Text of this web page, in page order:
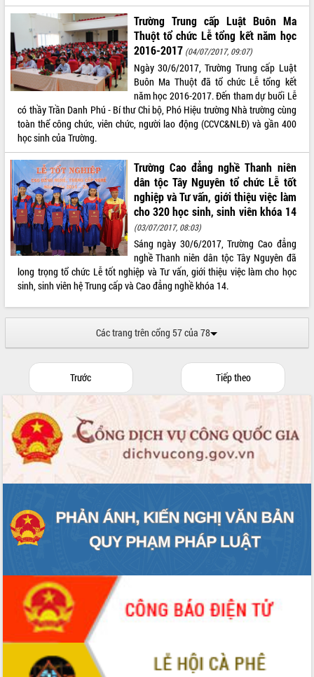
Kết nối tour, đẩy mạnh chuyển đổi số
để phát triển du lịch Đắk Lắk
Khởi động Dự án Đầu tư xây dựng hạ
tầng kỹ thuật Cụm công nghiệp Tân
Tiến
Gặp mặt các cơ quan báo chí nhân Kỷ
niệm 101 năm Ngày Báo chí Cách
mạng Việt Nam
Đắk Lắk sơ kết 4 năm triển khai thực
hiện Đề án 06 của Chính phủ
Họp báo thông tin về Hội nghị Công bố
Quy hoạch và Xúc tiến đầu tư tỉnh Đắk
Lắk
Khơi thông điểm nghẽn, đẩy nhanh
giải ngân vốn khắc phục thiên tai
HĐND tỉnh thông qua điều chỉnh Quy
hoạch tỉnh thời kỳ 2021-2030
Hội thảo góp ý hồ sơ điều chỉnh quy
hoạch tỉnh Đắk Lắk thời kỳ 2021-2030,
Nâng cao hiệu quả hoạt động của các
Hội nghị triển khai kết nối mạng
truyền số liệu chuyên dùng phục vụ cơ
quan Đảng, Nhà nước
Lễ phát động chuỗi hoạt động chung
tay làm sạch môi trường
Xã Ea Kar bước chuyển mình trong
công tác cải cách hành chính mô hình
mới
UBND tỉnh họp báo định kỳ tháng 4
năm 2026
phát triển nền kinh tế xanh tại tỉnh
Đắk Lắk”
Tăng cường giám sát, đôn đốc thực
hàng tuần
Tháo gỡ những vướng mắc, đẩy mạnh
công tác cải cách thủ tục hành chính
tại Trung tâm Phục vụ hành chính
Đắk Lắk: Tôn vinh 46 giải pháp tại Hội
thi Sáng tạo Kỹ thuật 2024 - 2025
Trường Trung cấp Luật Buôn Ma
Thuột tổ chức Lễ tổng kết năm học
2016-2017 (04/07/2017, 09:07)
Ngày 30/6/2017, Trường Trung cấp Luật
Buôn Ma Thuột đã tổ chức Lễ tổng kết
năm học 2016-2017. Đến tham dự buổi Lễ
có thầy Trần Danh Phú - Bí thư Chi bộ, Phó Hiệu trường Nhà trường cùng
toàn thể công chức, viên chức, người lao động (CCVC&NLĐ) và gần 400
học sinh của Trường.
Trường Cao đẳng nghề Thanh niên
dân tộc Tây Nguyên tổ chức Lễ tốt
nghiệp và Tư vấn, giới thiệu việc làm
cho 320 học sinh, sinh viên khóa 14
(03/07/2017, 08:03)
Sáng ngày 30/6/2017, Trường Cao đẳng
nghề Thanh niên dân tộc Tây Nguyên đã
long trọng tổ chức Lễ tốt nghiệp và Tư vấn, giới thiệu việc làm cho học
sinh, sinh viên hệ Trung cấp và Cao đẳng nghề khóa 14.
Các trang trên cổng 57 của 78
Trước Tiếp theo